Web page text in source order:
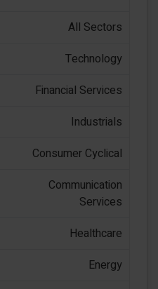
All Sectors
Technology
Financial Services
Industrials
Consumer Cyclical
Communication
Services
Healthcare
Energy